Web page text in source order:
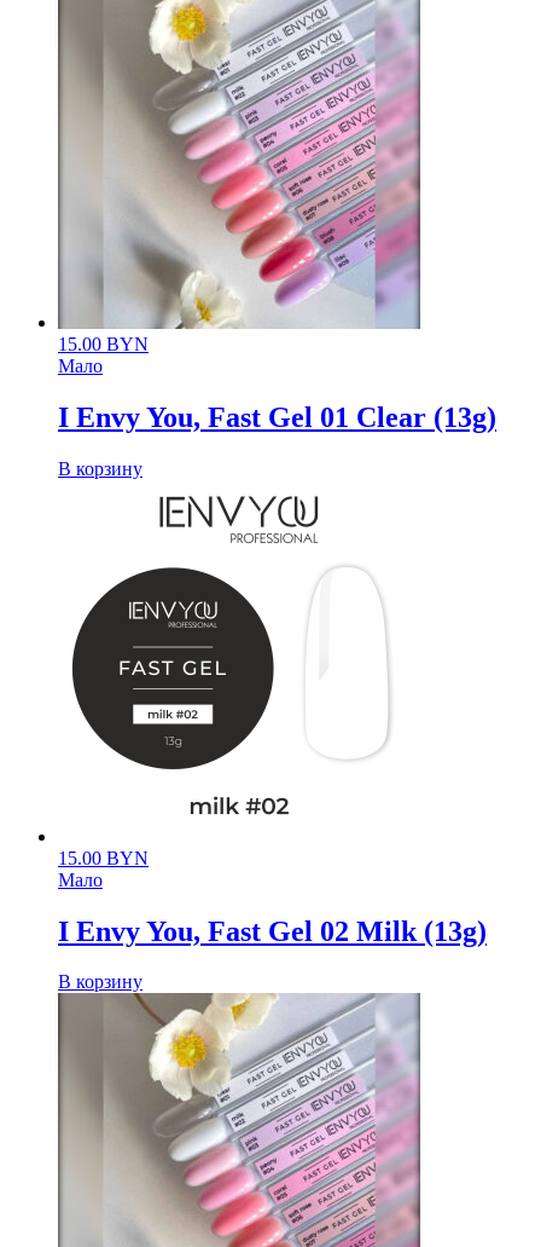
15.00 BYN
Мало
I Envy You, Fast Gel 01 Clear (13g)
В корзину
15.00 BYN
Мало
I Envy You, Fast Gel 02 Milk (13g)
В корзину